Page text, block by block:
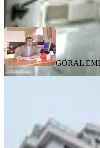
Ara
GÖRAL
Çankaya,
4+1·300